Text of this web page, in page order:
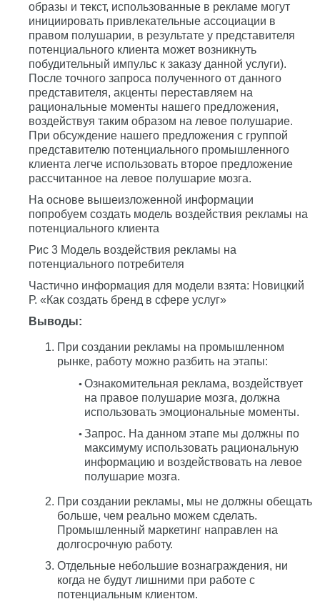
образы и текст, использованные в рекламе могут
инициировать привлекательные ассоциации в
правом полушарии, в результате у представителя
потенциального клиента может возникнуть
побудительный импульс к заказу данной услуги).
После точного запроса полученного от данного
представителя, акценты переставляем на
рациональные моменты нашего предложения,
воздействуя таким образом на левое полушарие.
При обсуждение нашего предложения с группой
представителю потенциального промышленного
клиента легче использовать второе предложение
рассчитанное на левое полушарие мозга.
На основе вышеизложенной информации
попробуем создать модель воздействия рекламы на
потенциального клиента
Рис 3 Модель воздействия рекламы на
потенциального потребителя
Частично информация для модели взята: Новицкий
Р. «Как создать бренд в сфере услуг»
Выводы:
При создании рекламы на промышленном
рынке, работу можно разбить на этапы:
Ознакомительная реклама, воздействует
на правое полушарие мозга, должна
использовать эмоциональные моменты.
Запрос. На данном этапе мы должны по
максимуму использовать рациональную
информацию и воздействовать на левое
полушарие мозга.
При создании рекламы, мы не должны обещать
больше, чем реально можем сделать.
Промышленный маркетинг направлен на
долгосрочную работу.
Отдельные небольшие вознаграждения, ни
когда не будут лишними при работе с
потенциальным клиентом.